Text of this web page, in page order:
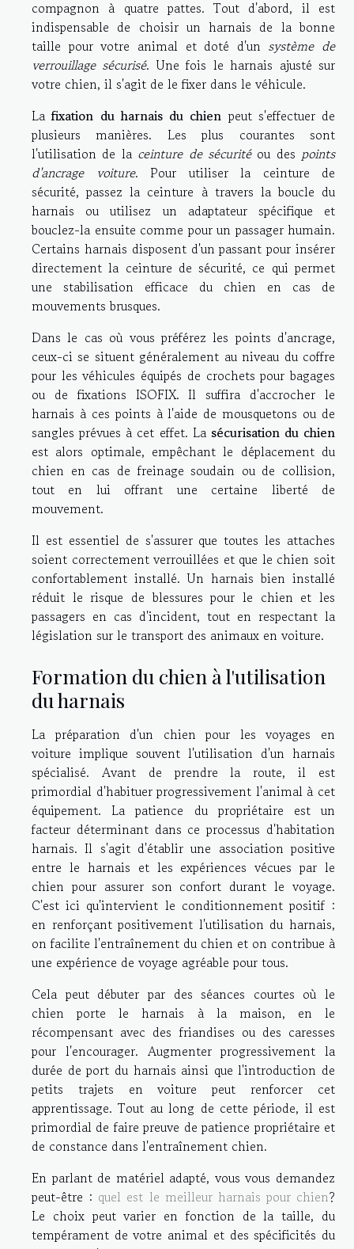
compagnon à quatre pattes. Tout d'abord, il est
indispensable de choisir un harnais de la bonne
taille pour votre animal et doté d'un système de
verrouillage sécurisé. Une fois le harnais ajusté sur
votre chien, il s'agit de le fixer dans le véhicule.
Lafixation du harnais du chien peut s'effectuer de
plusieurs manières. Les plus courantes sont
l'utilisation de la ceinture de sécuritéou des points
d'ancrage voiture. Pour utiliser la ceinture de
sécurité, passez la ceinture à travers la boucle du
harnais ou utilisez un adaptateur spécifique et
bouclez-la ensuite comme pour un passager humain.
Certains harnais disposent d'un passant pour insérer
directement la ceinture de sécurité, ce qui permet
une stabilisation efficace du chien en cas de
mouvements brusques.
Dans le cas où vous préférez les points d'ancrage,
ceux-ci se situent généralement au niveau du coffre
pour les véhicules équipés de crochets pour bagages
ou de fixations ISOFIX. Il suffira d'accrocher le
harnais à ces points à l'aide de mousquetons ou de
sangles prévues à cet effet. La sécurisation du chien
est alors optimale, empêchant le déplacement du
chien en cas de freinage soudain ou de collision,
tout en lui offrant une certaine liberté de
mouvement.
Il est essentiel de s'assurer que toutes les attaches
soient correctement verrouillées et que le chien soit
confortablement installé. Un harnais bien installé
réduit le risque de blessures pour le chien et les
passagers en cas d'incident, tout en respectant la
législation sur le transport des animaux en voiture.
Formation du chien à l'utilisation
du harnais
La préparation d'un chien pour les voyages en
voiture implique souvent l'utilisation d'un harnais
spécialisé. Avant de prendre la route, il est
primordial d'habituer progressivement l'animal à cet
équipement. La patience du propriétaire est un
facteur déterminant dans ce processus d'habitation
harnais. Il s'agit d'établir une association positive
entre le harnais et les expériences vécues par le
chien pour assurer son confort durant le voyage.
C'est ici qu'intervient le conditionnement positif :
en renforçant positivement l'utilisation du harnais,
on facilite l'entraînement du chien et on contribue à
une expérience de voyage agréable pour tous.
Cela peut débuter par des séances courtes où le
chien porte le harnais à la maison, en le
récompensant avec des friandises ou des caresses
pour l'encourager. Augmenter progressivement la
durée de port du harnais ainsi que l'introduction de
petits trajets en voiture peut renforcer cet
apprentissage. Tout au long de cette période, il est
primordial de faire preuve de patience propriétaire et
de constance dans l'entraînement chien.
En parlant de matériel adapté, vous vous demandez
peut-être : quel est le meilleur harnais pour chien?
Le choix peut varier en fonction de la taille, du
tempérament de votre animal et des spécificités du